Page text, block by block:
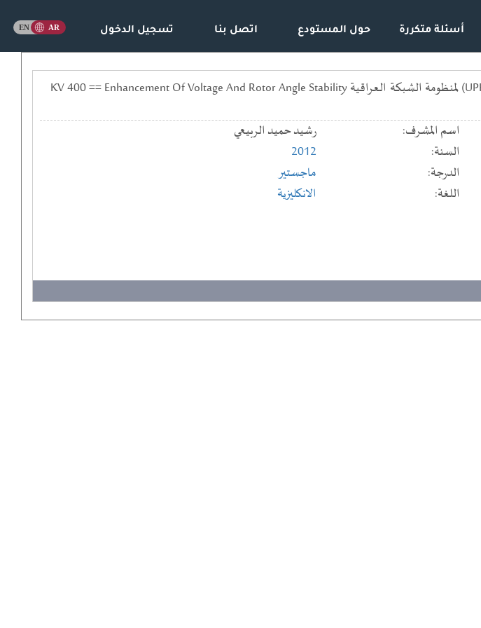
أسئلة متكررة حول المستودع اتصل بنا تسجيل الدخول
تحسين استقرارية الفولتية والزاوية للجزء الدوار مع اجهزة (UPFC) لمنظومة الشبكة العراقية KV 400 == Enhancement Of Voltage And Rotor Angle Stability
اسم المشرف:
رشيد حميد الربيعي
السنة:
2012
الدرجة:
ماجستير
اللغة:
الانكليزية